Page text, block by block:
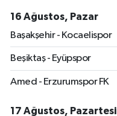
16 Ağustos, Pazar
Başakşehir - Kocaelispor
Beşiktaş - Eyüpspor
Amed - Erzurumspor FK
17 Ağustos, Pazartesi